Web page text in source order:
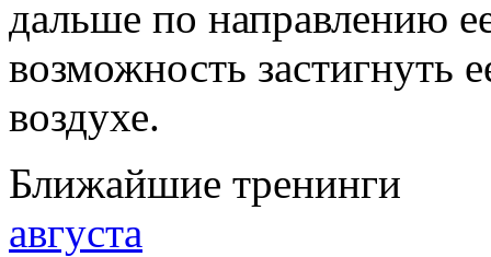
дальше по направлению
возможность застигнуть
воздухе.
Ближайшие тренинги
августа